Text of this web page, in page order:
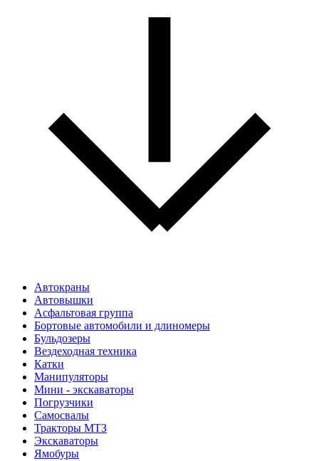
Автокраны
Автовышки
Асфальтовая группа
Бортовые автомобили и длиномеры
Бульдозеры
Вездеходная техника
Катки
Манипуляторы
Мини - экскаваторы
Погрузчики
Самосвалы
Тракторы МТЗ
Экскаваторы
Ямобуры